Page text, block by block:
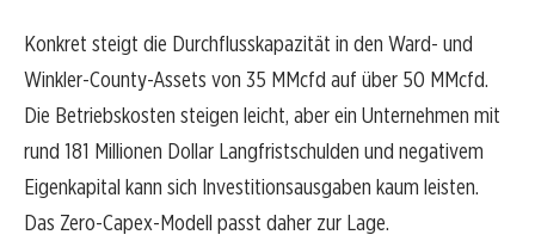
Konkret steigt die Durchflusskapazität in den Ward- und
Winkler-County-Assets von 35 MMcfd auf über 50 MMcfd.
Die Betriebskosten steigen leicht, aber ein Unternehmen mit
rund 181 Millionen Dollar Langfristschulden und negativem
Eigenkapital kann sich Investitionsausgaben kaum leisten.
Das Zero-Capex-Modell passt daher zur Lage.